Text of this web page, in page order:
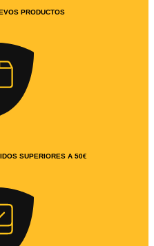
PRODUCTOS
SUPERIORES A 50€